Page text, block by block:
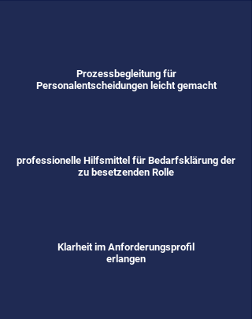
Prozessbegleitung für
Personalentscheidungen leicht gemacht
professionelle Hilfsmittel für Bedarfsklärung der
zu besetzenden Rolle
Klarheit im Anforderungsprofil
erlangen